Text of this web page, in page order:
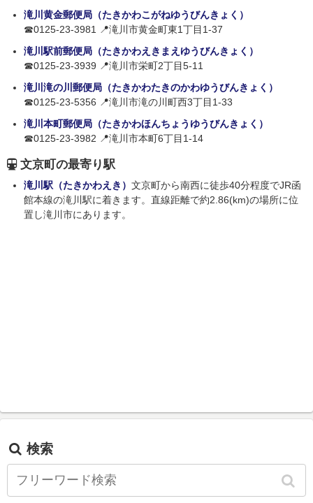
滝川黄金郵便局（たきかわこがねゆうびんきょく）
☎0125-23-3981 📍滝川市黄金町東1丁目1-37
滝川駅前郵便局（たきかわえきまえゆうびんきょく）
☎0125-23-3939 📍滝川市栄町2丁目5-11
滝川滝の川郵便局（たきかわたきのかわゆうびんきょく）
☎0125-23-5356 📍滝川市滝の川町西3丁目1-33
滝川本町郵便局（たきかわほんちょうゆうびんきょく）
☎0125-23-3982 📍滝川市本町6丁目1-14
文京町の最寄り駅
滝川駅（たきかわえき） 文京町から南西に徒歩40分程度でJR函
館本線の滝川駅に着きます。直線距離で約2.86(km)の場所に位
置し滝川市にあります。
検索